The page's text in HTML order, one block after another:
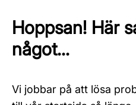
Hoppsan! Här
något...
Vi jobbar på att lösa